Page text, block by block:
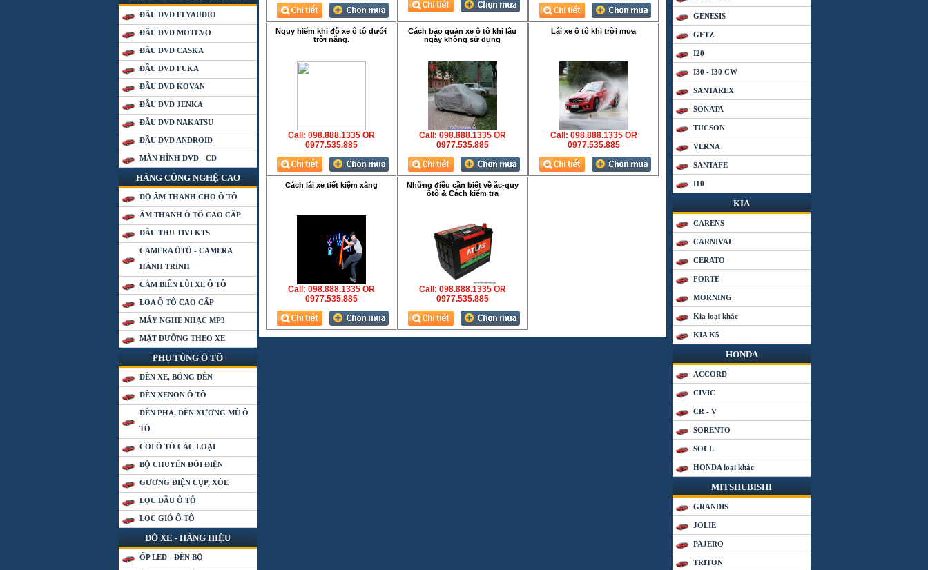
ĐẦU DVD FLYAUDIO
ĐẦU DVD MOTEVO
ĐẦU DVD CASKA
ĐẦU DVD FUKA
ĐẦU DVD KOVAN
ĐẦU DVD JENKA
ĐẦU DVD NAKATSU
ĐẦU DVD ANDROID
MÀN HÌNH DVD - CD
HÀNG CÔNG NGHỆ CAO
ĐỘ ÂM THANH CHO Ô TÔ
ÂM THANH Ô TÔ CAO CẤP
ĐẦU THU TIVI KTS
CAMERA ÔTÔ - CAMERA
HÀNH TRÌNH
CẢM BIẾN LÙI XE Ô TÔ
LOA Ô TÔ CAO CẤP
MÁY NGHE NHẠC MP3
MẶT DƯỠNG THEO XE
PHỤ TÙNG Ô TÔ
ĐÈN XE, BÓNG ĐÈN
ĐÈN XENON Ô TÔ
ĐÈN PHA, ĐÈN XƯƠNG MÙ Ô
TÔ
CÒI Ô TÔ CÁC LOẠI
BỘ CHUYỂN ĐỔI ĐIỆN
GƯƠNG ĐIỆN CỤP, XÒE
LỌC DẦU Ô TÔ
LỌC GIÓ Ô TÔ
ĐỘ XE - HÀNG HIỆU
ỐP LED - ĐÈN BỘ
Nguy hiểm khi đỗ xe ô tô dưới
trời nắng.
Call: 098.888.1335 OR
0977.535.885
Cách bảo quản xe ô tô khi lâu
ngày không sử dụng
Call: 098.888.1335 OR
0977.535.885
Lái xe ô tô khi trời mưa
Call: 098.888.1335 OR
0977.535.885
Cách lái xe tiết kiệm xăng
Call: 098.888.1335 OR
0977.535.885
Những điều cần biết về ắc-quy
ôtô & Cách kiểm tra
Call: 098.888.1335 OR
0977.535.885
GENESIS
GETZ
I20
I30 - I30 CW
SANTAREX
SONATA
TUCSON
VERNA
SANTAFE
I10
KIA
CARENS
CARNIVAL
CERATO
FORTE
MORNING
Kia loại khác
KIA K5
HONDA
ACCORD
CIVIC
CR - V
SORENTO
SOUL
HONDA loại khác
MITSHUBISHI
GRANDIS
JOLIE
PAJERO
TRITON